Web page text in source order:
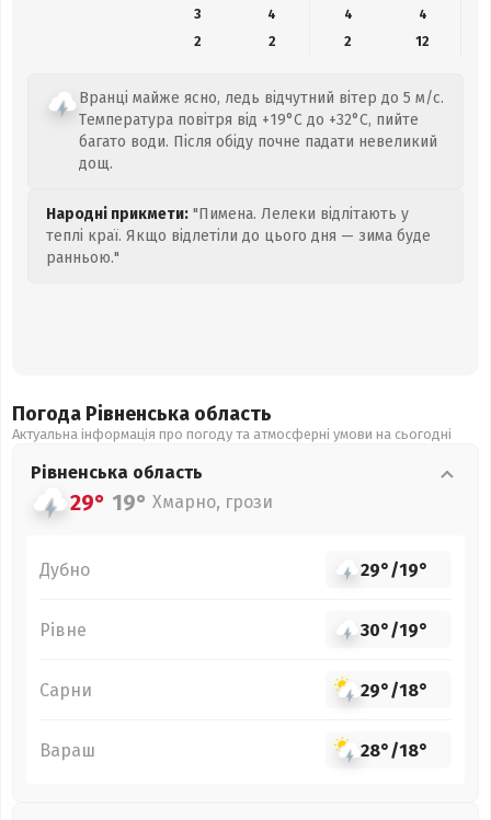
3
4 4
4
2
2 2 12
Вранці майже ясно, ледь відчутний вітер до 5 м/с.
Температура повітря від +19°C до +32°C, пийте
багато води. Після обіду почне падати невеликий
дощ.
Народні прикмети: "Пимена. Лелеки відлітають у
теплі краї. Якщо відлетіли до цього дня — зима буде
ранньою."
Погода Рівненська область
Актуальна інформація про погоду та атмосферні умови на сьогодні
Рівненська область
29° 19° Хмарно, грози
Дубно 29°/19°
Рівне 30°/19°
Сарни 29°/18°
Вараш 28°/18°